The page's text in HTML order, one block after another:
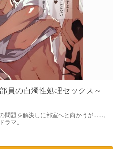
員の白濁性処理セックス～
問題を解決しに部室へと向かうが……。
ラマ。